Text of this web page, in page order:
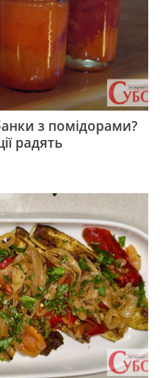
з помідорами?
радять